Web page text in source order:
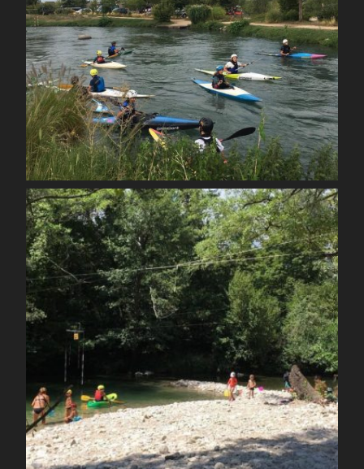
Août 26
spcoccanoekayakduloup